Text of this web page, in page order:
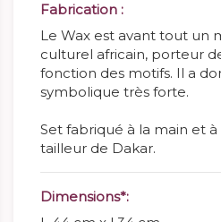
Fabrication :
Le Wax est avant tout un
culturel africain, porteur
fonction des motifs. Il a
symbolique très forte.
Set fabriqué à la main et
tailleur de Dakar.
Dimensions*: